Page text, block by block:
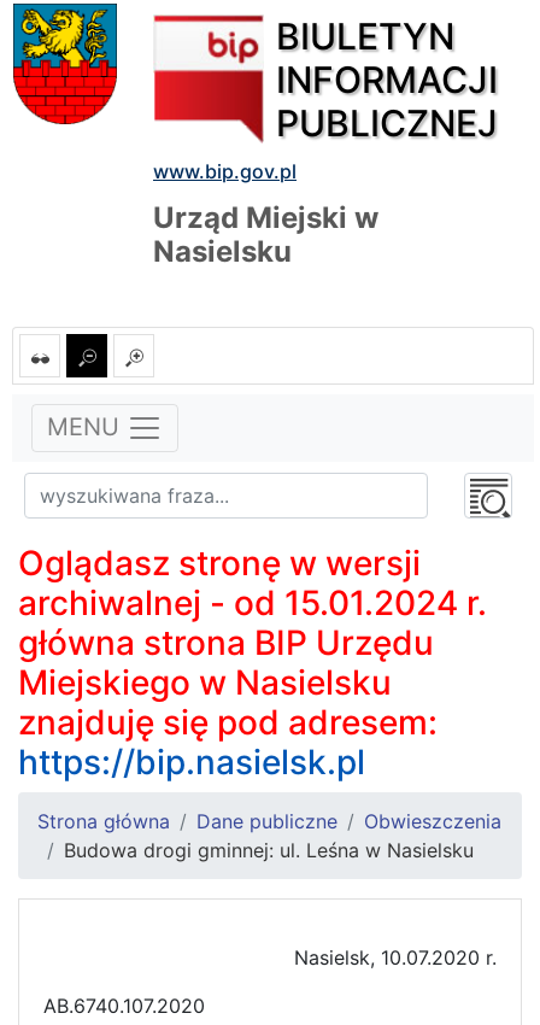
BIULETYN
INFORMACJI
PUBLICZNEJ
www.bip.gov.pl
Urząd Miejski w
Nasielsku
MENU
Oglądasz stronę w wersji
archiwalnej - od 15.01.2024 r.
główna strona BIP Urzędu
Miejskiego w Nasielsku
znajduję się pod adresem:
https://bip.nasielsk.pl
Strona główna Dane publiczne
Obwieszczenia
Budowa drogi gminnej: ul. Leśna w Nasielsku
Nasielsk, 10.07.2020 r.
AB.6740.107.2020